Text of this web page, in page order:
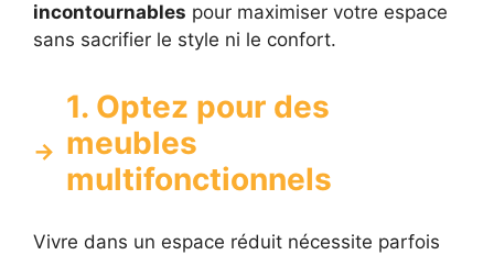
incontournables pour maximiser votre espace
sans sacrifier le style ni le confort.
1. Optez pour des
meubles
multifonctionnels
Vivre dans un espace réduit nécessite parfois